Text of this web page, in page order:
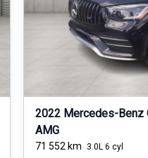
2022 Mercedes-Benz
AMG
71 552 km 3.0L 6 cyl